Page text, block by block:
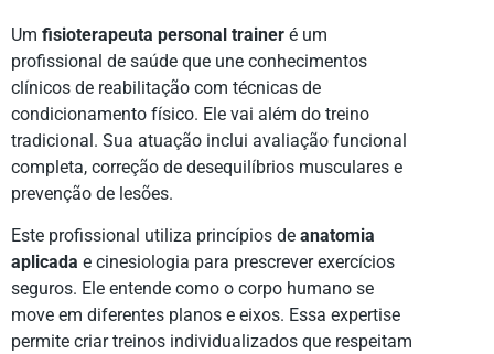
Um fisioterapeuta personal trainer é um
profissional de saúde que une conhecimentos
clínicos de reabilitação com técnicas de
condicionamento físico. Ele vai além do treino
tradicional. Sua atuação inclui avaliação funcional
completa, correção de desequilíbrios musculares e
prevenção de lesões.
Este profissional utiliza princípios de anatomia
aplicada e cinesiologia para prescrever exercícios
seguros. Ele entende como o corpo humano se
move em diferentes planos e eixos. Essa expertise
permite criar treinos individualizados que respeitam